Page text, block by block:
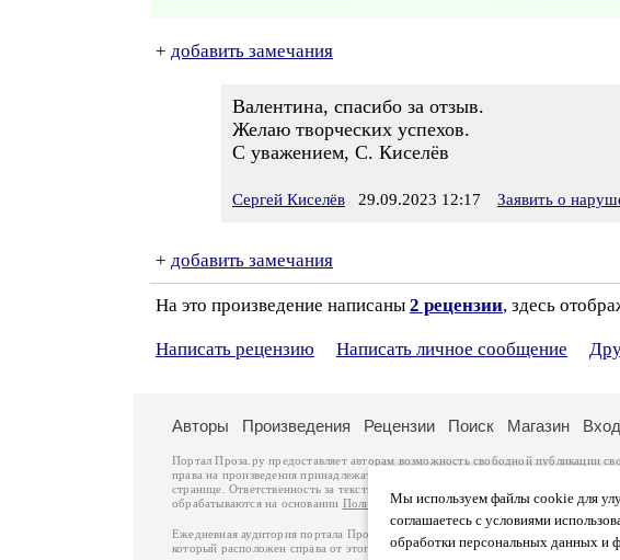
+ добавить замечания
Валентина, спасибо за отзыв.
Желаю творческих успехов.
С уважением, С. Киселёв
Сергей Киселёв 29.09.2023 12:17 Заявить о
+ добавить замечания
На это произведение написаны 2 рецензии, здесь
Написать рецензию Написать личное сообщение
Мы используем файлы cookie для
соглашаетесь с условиями
обработки персональных данных и
Авторы Произведения Рецензии Поиск Магазин
Портал Проза.ру предоставляет авторам возможность свободной публикации
права на произведения принадлежат авторам и охраняются
.
странице. Ответственность за тексты произведений авторы несут
обрабатываются на основании Политики обработки персональных данных. Вы
Ежедневная аудитория портала Проза.ру – порядка 100 тысяч посетителей,
который расположен справа от этого текста. В каждой графе указано по две